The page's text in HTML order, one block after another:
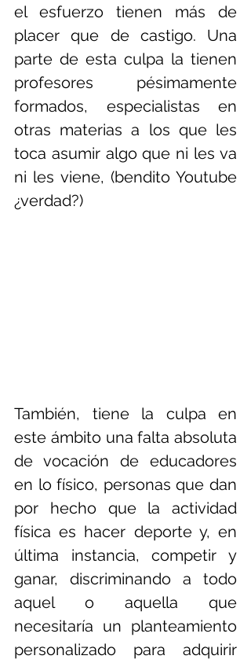
el esfuerzo tienen más de
placer que de castigo. Una
parte de esta culpa la tienen
profesores pésimamente
formados, especialistas en
otras materias a los que les
toca asumir algo que ni les va
ni les viene, (bendito Youtube
¿verdad?)
También, tiene la culpa en
este ámbito una falta absoluta
de vocación de educadores
en lo físico, personas que dan
por hecho que la actividad
física es hacer deporte y, en
última instancia, competir y
ganar, discriminando a todo
aquel o aquella que
necesitaría un planteamiento
personalizado para adquirir